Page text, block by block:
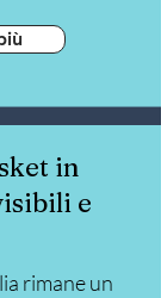
in
e
rimane un